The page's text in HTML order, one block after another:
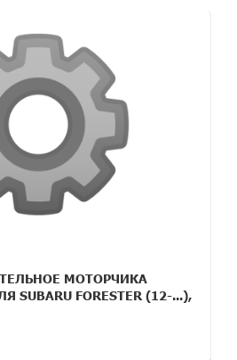
МОТОРЧИКА
FORESTER (12-...),